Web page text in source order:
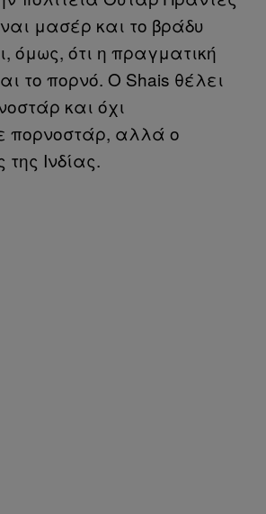
μασέρ και το βράδυ
όμως, ότι η πραγματική
το πορνό. Ο Shais θέλει
και όχι
πορνοστάρ, αλλά ο
Ινδίας.